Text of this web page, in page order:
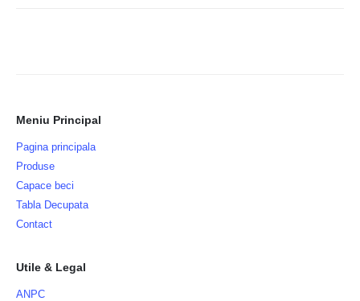
Meniu Principal
Pagina principala
Produse
Capace beci
Tabla Decupata
Contact
Utile & Legal
ANPC